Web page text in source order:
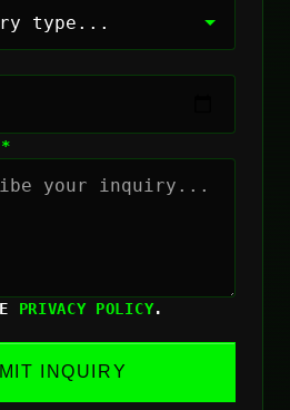
*
PRIVACY POLICY.
INQUIRY